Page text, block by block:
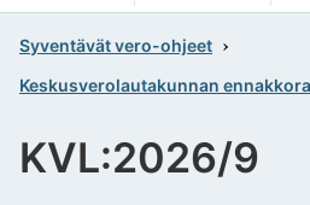
Syventävät vero-ohjeet
Keskusverolautakunnan
KVL:2026/9